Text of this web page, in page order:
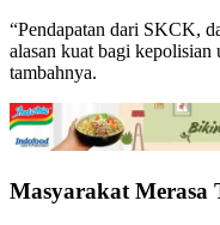
“Pendapatan dari SKCK,
alasan kuat bagi
tambahnya.
Masyarakat Merasa